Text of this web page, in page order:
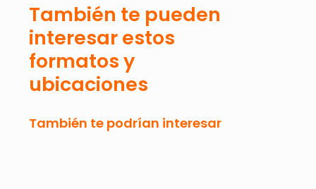
También te pueden
interesar estos
formatos y
ubicaciones
También te podrían interesar